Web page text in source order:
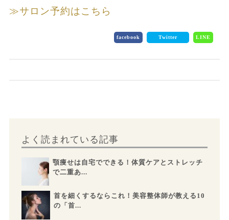
≫サロン予約はこちら
facebook Twitter LINE
よく読まれている記事
顎痩せは自宅でできる！体質ケアとストレッチ
で二重あ...
首を細くするならこれ！美容整体師が教える10
の「首...